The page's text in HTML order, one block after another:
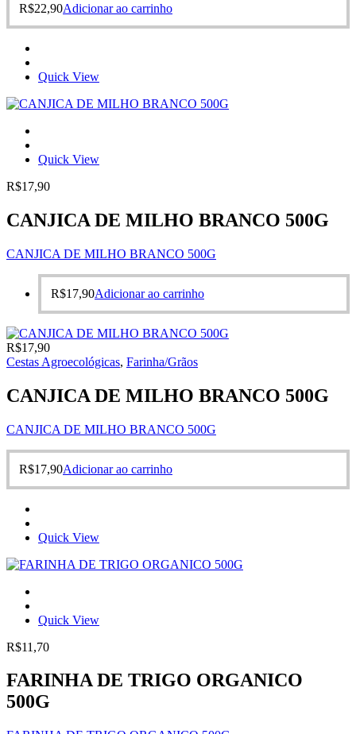
R$22,90Adicionar ao carrinho
Quick View
Quick View
R$17,90
CANJICA DE MILHO BRANCO 500G
CANJICA DE MILHO BRANCO 500G
R$17,90Adicionar ao carrinho
R$17,90
Cestas Agroecológicas, Farinha/Grãos
CANJICA DE MILHO BRANCO 500G
CANJICA DE MILHO BRANCO 500G
R$17,90Adicionar ao carrinho
Quick View
Quick View
R$11,70
FARINHA DE TRIGO ORGANICO
500G